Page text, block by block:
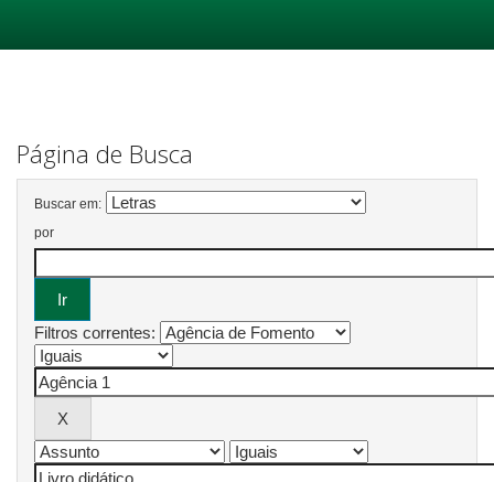
Página de Busca
Buscar em:
por
Filtros correntes: